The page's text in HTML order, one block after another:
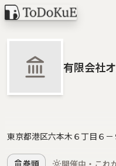
有限会社
東京都港区六本木６丁目６－
巻頭 開催中・これ